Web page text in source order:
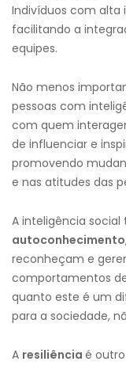
Indivíduos com alta
facilitando a
equipes.
Não menos
pessoas com
com quem
de influenciar e
promovendo
e nas atitudes das
A inteligência
autoconhecimento
reconheçam e
comportamentos
quanto este é um
para a sociedade,
A resiliência é